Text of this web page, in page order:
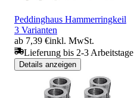
Peddinghaus Hammerringkeil
3 Varianten
ab 7,39 €inkl. MwSt.
Lieferung bis 2-3 Arbeitstage
Details anzeigen